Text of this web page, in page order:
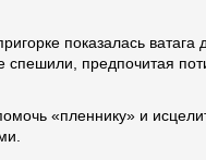
показалась
предпочитая
«пленнику» и